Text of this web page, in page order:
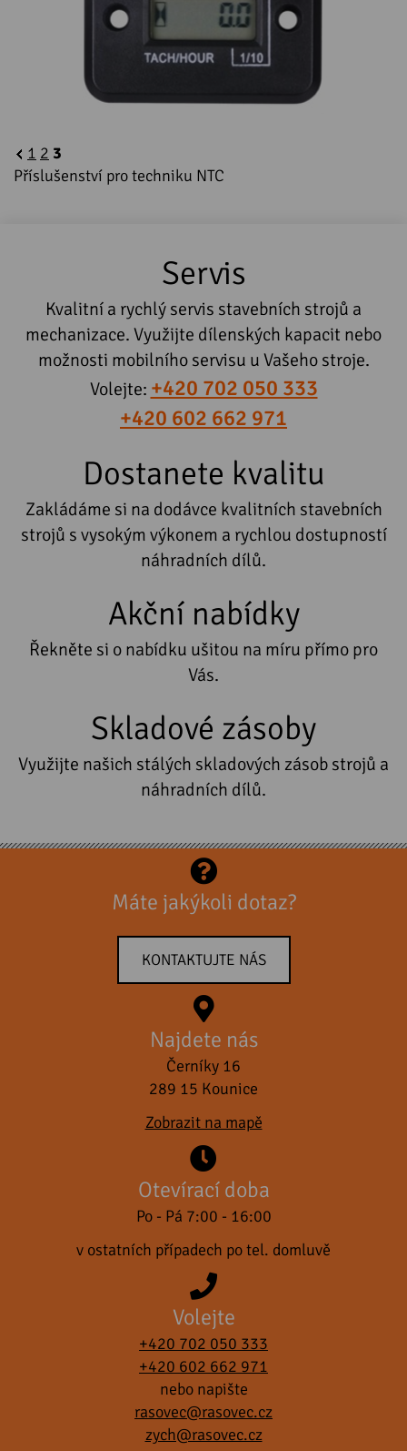
1 2 3
Příslušenství pro techniku NTC
Servis
Kvalitní a rychlý servis stavebních strojů a
mechanizace. Využijte dílenských kapacit nebo
možnosti mobilního servisu u Vašeho stroje.
Volejte: +420 702 050 333
+420 602 662 971
Dostanete kvalitu
Zakládáme si na dodávce kvalitních stavebních
strojů s vysokým výkonem a rychlou dostupností
náhradních dílů.
Akční nabídky
Řekněte si o nabídku ušitou na míru přímo pro
Vás.
Skladové zásoby
Využijte našich stálých skladových zásob strojů a
náhradních dílů.
Máte jakýkoli dotaz?
KONTAKTUJTE NÁS
Najdete nás
Černíky 16
289 15 Kounice
Zobrazit na mapě
Otevírací doba
Po - Pá 7:00 - 16:00
v ostatních případech po tel. domluvě
Volejte
+420 702 050 333
+420 602 662 971
nebo napište
rasovec@rasovec.cz
zych@rasovec.cz